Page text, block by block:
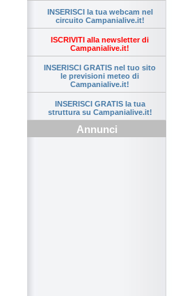
INSERISCI la tua webcam nel
circuito Campanialive.it!
ISCRIVITI alla newsletter di
Campanialive.it!
INSERISCI GRATIS nel tuo sito
le previsioni meteo di
Campanialive.it!
INSERISCI GRATIS la tua
struttura su Campanialive.it!
Annunci